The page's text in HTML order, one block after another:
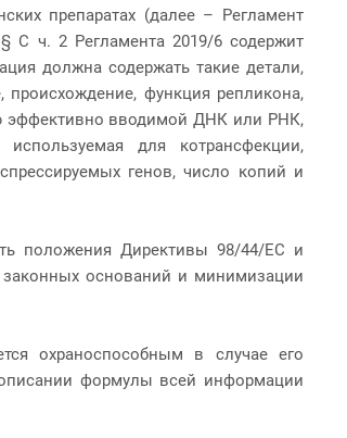
препаратах (далее – Регламент
С ч. 2 Регламента 2019/6 содержит
должна содержать такие детали,
происхождение, функция репликона,
эффективно вводимой ДНК или РНК,
для котрансфекции,
генов, число копий и
положения Директивы 98/44/ЕС и
законных оснований и минимизации
охраноспособным в случае его
формулы всей информации